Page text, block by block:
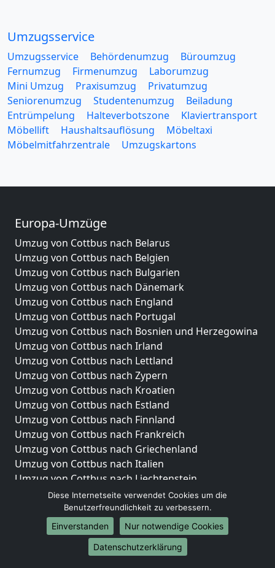
Umzugsservice
Umzugsservice Behördenumzug
Büroumzug
Fernumzug
Firmenumzug
Laborumzug
Mini Umzug
Praxisumzug
Privatumzug
Seniorenumzug
Studentenumzug
Beiladung
Entrümpelung
Halteverbotszone
Klaviertransport
Möbellift
Haushaltsauflösung
Möbeltaxi
Möbelmitfahrzentrale
Umzugskartons
Europa-Umzüge
Umzug von Cottbus nach Belarus
Umzug von Cottbus nach Belgien
Umzug von Cottbus nach Bulgarien
Umzug von Cottbus nach Dänemark
Umzug von Cottbus nach England
Umzug von Cottbus nach Portugal
Umzug von Cottbus nach Bosnien und Herzegowina
Umzug von Cottbus nach Irland
Umzug von Cottbus nach Lettland
Umzug von Cottbus nach Zypern
Umzug von Cottbus nach Kroatien
Umzug von Cottbus nach Estland
Umzug von Cottbus nach Finnland
Umzug von Cottbus nach Frankreich
Umzug von Cottbus nach Griechenland
Umzug von Cottbus nach Italien
Umzug von Cottbus nach Liechtenstein
Umzug von Cottbus nach Luxemburg
Umzug von Cottbus nach Niederlande
Umzug von Cottbus nach Norwegen
Umzüge-Deutschlandweit
Diese Internetseite verwendet Cookies um die
Benutzerfreundlichkeit zu verbessern.
Einverstanden
Nur notwendige Cookies
Datenschutzerklärung